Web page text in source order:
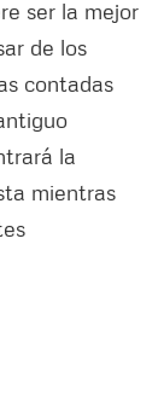
ser la mejor
de los
contadas
la
mientras